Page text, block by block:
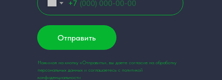
+7
Отправить
Нажимая на кнопку «Отправить», вы даете согласие на обработку
персональных данных и соглашаетесь с политикой
конфиденциальности